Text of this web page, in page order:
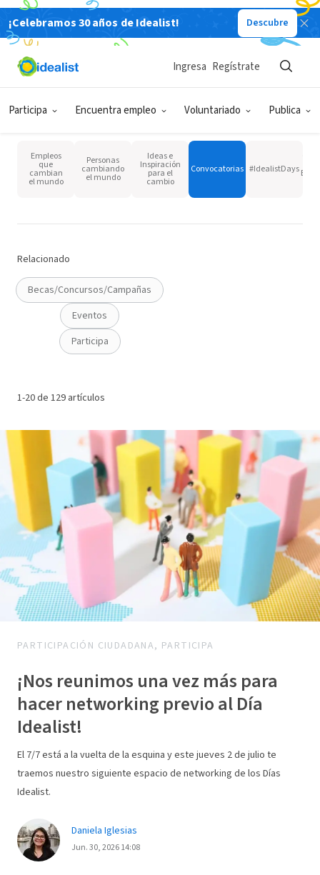
¡Celebramos 30 años de Idealist! Descubre
Participa Encuentra empleo Voluntariado Publica
Ingresa Regístrate
Idealistas Blog
Participa
Empleos
que
cambian
el mundo
Personas
cambiando
el mundo
Ideas e
Inspiración
para el
cambio
Convocatorias #IdealistDays
Relacionado
Becas/Concursos/Campañas
Eventos
Participa
1-20 de 129 artículos
PARTICIPACIÓN CIUDADANA, PARTICIPA
¡Nos reunimos una vez más para
hacer networking previo al Día
Idealist!
El 7/7 está a la vuelta de la esquina y este jueves 2 de julio te
traemos nuestro siguiente espacio de networking de los Días
Idealist.
Daniela Iglesias
Jun. 30, 2026 14:08